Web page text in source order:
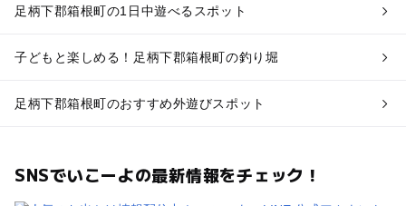
足柄下郡箱根町の1日中遊べるスポット
子どもと楽しめる！足柄下郡箱根町の釣り堀
足柄下郡箱根町のおすすめ外遊びスポット
SNSでいこーよの最新情報をチェック！